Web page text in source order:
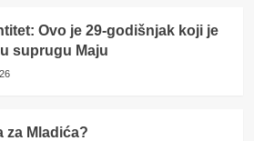
Ovo je 29-godišnjak koji je
suprugu Maju
za Mladića?